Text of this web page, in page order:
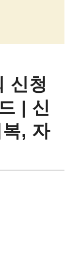
신청
| 신
, 자